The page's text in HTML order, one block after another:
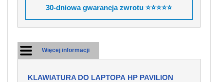
30-dniowa gwarancja zwrotu ⭐⭐⭐⭐⭐
Więcej informacji
KLAWIATURA DO LAPTOPA HP PAVILION